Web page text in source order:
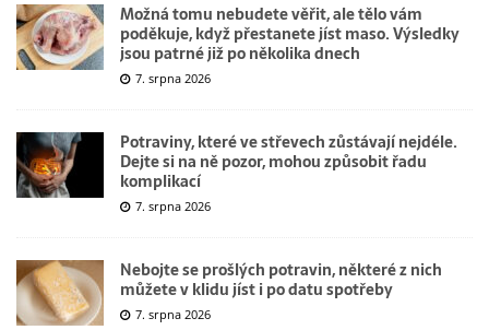
Možná tomu nebudete věřit, ale tělo vám
poděkuje, když přestanete jíst maso. Výsledky
jsou patrné již po několika dnech
7. srpna 2026
Potraviny, které ve střevech zůstávají nejdéle.
Dejte si na ně pozor, mohou způsobit řadu
komplikací
7. srpna 2026
Nebojte se prošlých potravin, některé z nich
můžete v klidu jíst i po datu spotřeby
7. srpna 2026